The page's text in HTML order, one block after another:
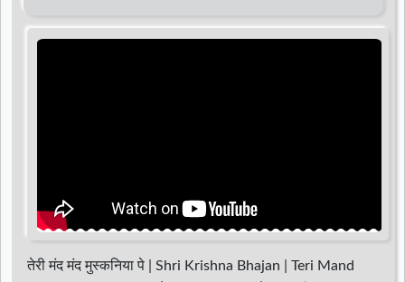
तेरी मंद मंद मुस्कनिया पे | Shri Krishna Bhajan | Teri Mand